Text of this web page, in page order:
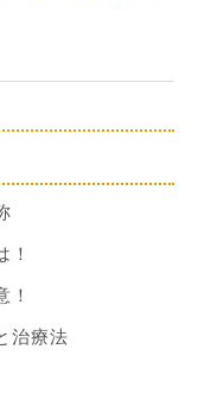
！
！
治療法